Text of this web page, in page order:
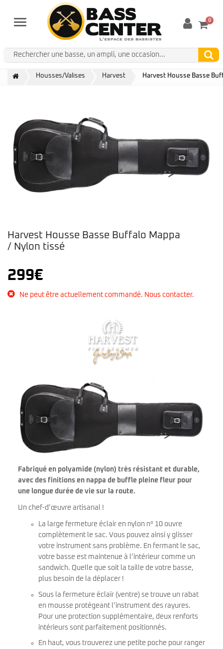
Menu 0
Housses/Valises Harvest Harvest Housse Basse
Harvest Housse Basse Buffalo Mappa
/ Nylon tissé
299€
Ne peut être actuellement commandé. Nous contacter.
Fabriqué en polyamide (nylon) très résistant et durable,
avec des finitions en nappa de buffle pleine fleur pour
une longue durée de vie sur la route.
Un chef-d’œuvre artisanal !
La large fermeture éclair en nylon n° 10 ouvre
complètement le sac. Vous pouvez ainsi y glisser
votre instrument sans problème. En fermant le sac,
votre basse est maintenue à l’intérieur comme un
sandwich. Quelle que soit la taille de votre basse,
plus besoin de la déplacer !
Sous la fermeture éclair (ventre) se trouve un rabat
en mousse protégeant l’instrument des rayures.
Pour une protection supplémentaire, deux renforts
intérieurs sont parfaitement positionnés.
En haut, vous trouverez une petite poche pour ranger